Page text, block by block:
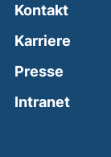
Kontakt
Karriere
Presse
Intranet